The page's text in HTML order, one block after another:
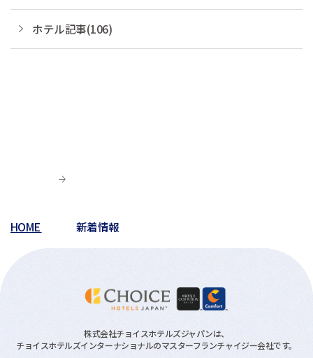
ホテル記事(106)
HOME 新着情報
株式会社チョイスホテルズジャパンは、
チョイスホテルズインターナショナルのマスターフランチャイジー会社です。